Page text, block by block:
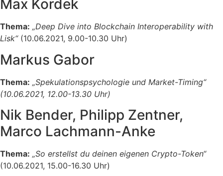
Max Kordek
Thema: „Deep Dive into Blockchain Interoperability with
Lisk“ (10.06.2021, 9.00-10.30 Uhr)
Markus Gabor
Thema: „Spekulationspsychologie und Market-Timing“
(10.06.2021, 12.00-13.30 Uhr)
Nik Bender, Philipp Zentner,
Marco Lachmann-Anke
Thema: „So erstellst du deinen eigenen Crypto-Token“
(10.06.2021, 15.00-16.30 Uhr)